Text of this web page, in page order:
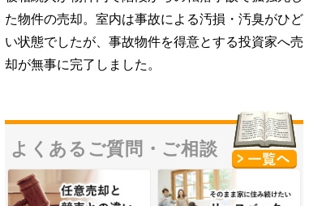
よくあるご質問・ ご相談
た物件の売却。室内は事故による汚損・汚臭がひど
い状態でしたが、事故物件を得意とする投資家へ売
却が無事に完了しました。